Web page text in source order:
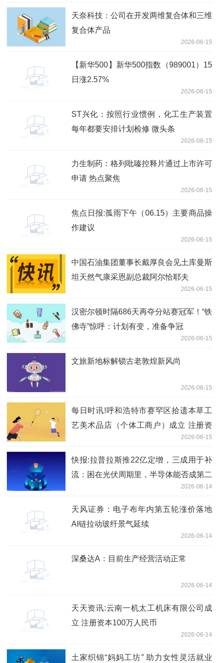
天奈科技：公司在开发两维复合体和三维
复合体产品
2026-06-15
【新华500】新华500指数（989001）15
日涨2.57%
2026-06-15
ST兴化：按照行业惯例，化工生产装置
每年都要安排计划检修 微头条
2026-06-15
力生制药：格列吡嗪控释片通过上市许可
申请 热点聚焦
2026-06-15
焦点日报:孤雨下午（06.15）主要商品操
作建议
2026-06-15
中国石油集团董事长戴厚良会见土库曼斯
坦天然气康采恩副总裁阿尔恰耶夫
2026-06-15
汉密尔顿时隔686天再夺分站赛冠军！“铁
佛寺”惊呼：计划有变，准备争冠
2026-06-15
文旅新地标解锁古老敦煌新风尚
2026-06-15
每日时讯!呼和浩特市赛罕区拾遗本草工
艺美术品店（个体工商户）成立 注册资
2026-06-15
快报:拉普拉斯推22亿定增，三成用于补
流：困在光伏周期里，半导体能否成第二
2026-06-14
天风证券：电子布年内第五轮涨价落地
AI链拉动玻纤景气延续
2026-06-14
深桑达A：目前生产经营活动正常
2026-06-14
天天资讯:云南一机太工机床有限公司成
立 注册资本100万人民币
2026-06-14
土家织锦“妈妈工坊” 助力女性灵活就业